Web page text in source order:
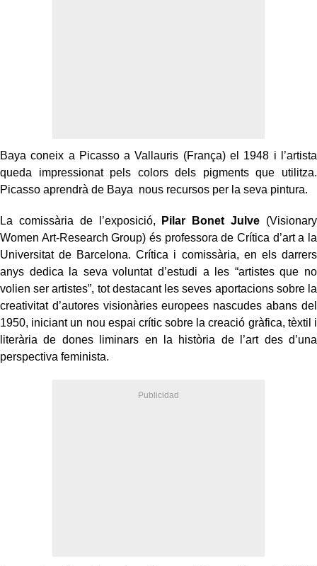
Baya coneix a Picasso a Vallauris (França) el 1948 i l’artista
queda impressionat pels colors dels pigments que utilitza.
Picasso aprendrà de Baya nous recursos per la seva pintura.
La comissària de l’exposició, Pilar Bonet Julve (Visionary
Women Art-Research Group) és professora de Crítica d’art a la
Universitat de Barcelona. Crítica i comissària, en els darrers
anys dedica la seva voluntat d’estudi a les “artistes que no
volien ser artistes”, tot destacant les seves aportacions sobre la
creativitat d’autores visionàries europees nascudes abans del
1950, iniciant un nou espai crític sobre la creació gràfica, tèxtil i
literària de dones liminars en la història de l’art des d’una
perspectiva feminista.